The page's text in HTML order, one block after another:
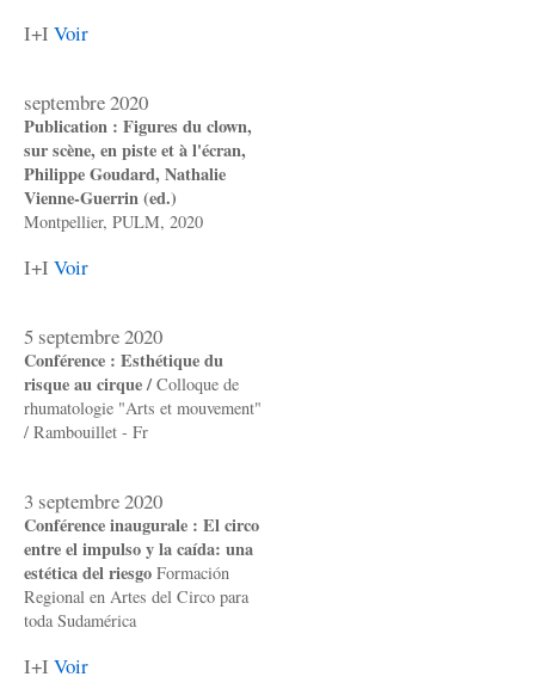
I+I Voir
septembre 2020
Publication : Figures du clown,
sur scène, en piste et à l'écran,
Philippe Goudard, Nathalie
Vienne-Guerrin (ed.)
Montpellier, PULM, 2020
I+I Voir
5 septembre 2020
Conférence : Esthétique du
risque au cirque /Colloque de
rhumatologie "Arts et mouvement"
/ Rambouillet - Fr
3 septembre 2020
Conférence inaugurale : El circo
entre el impulso y la caída: una
estética del riesgo Formación
Regional en Artes del Circo para
toda Sudamérica
I+I Voir